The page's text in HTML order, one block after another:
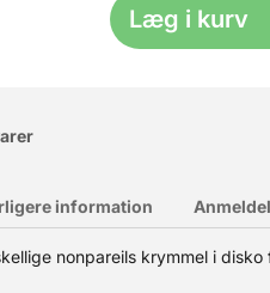
småkager m.m., kun
Læg i kurv
information
nonpareils krymmel i